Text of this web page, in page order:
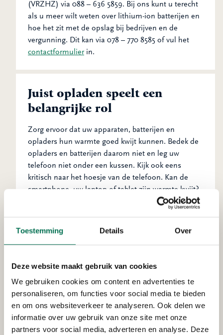
Toestemming Details Over
Deze website maakt gebruik van cookies
We gebruiken cookies om content en advertenties te
personaliseren, om functies voor social media te bieden
en om ons websiteverkeer te analyseren. Ook delen we
informatie over uw gebruik van onze site met onze
partners voor social media, adverteren en analyse. Deze
(VRZHZ) via 088 – 636 5859. Bij ons kunt u terecht
als u meer wilt weten over lithium-ion batterijen en
hoe het zit met de opslag bij bedrijven en de
vergunning. Dit kan via 078 – 770 8585 of vul het
contactformulierin.
Juist opladen speelt een
belangrijke rol
Zorg ervoor dat uw apparaten, batterijen en
opladers hun warmte goed kwijt kunnen. Bedek de
opladers en batterijen daarom niet en leg uw
telefoon niet onder een kussen. Kijk ook eens
kritisch naar het hoesje van de telefoon. Kan de
smartphone, uw laptop of tablet zijn warmte kwijt?
Het juist opladen van de batterijen kan al veel
bij het veilig opladen van batterijen.